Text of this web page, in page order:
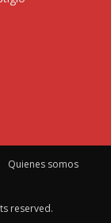
Quienes somos
reserved.